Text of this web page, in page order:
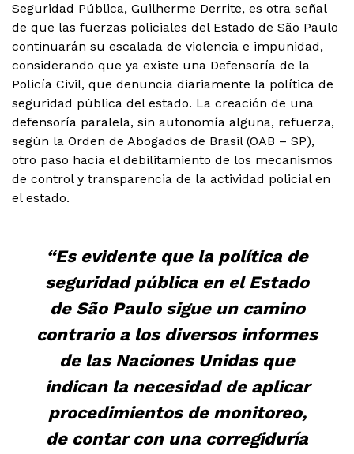
Seguridad Pública, Guilherme Derrite, es otra señal
de que las fuerzas policiales del Estado de São Paulo
continuarán su escalada de violencia e impunidad,
considerando que ya existe una Defensoría de la
Policía Civil, que denuncia diariamente la política de
seguridad pública del estado. La creación de una
defensoría paralela, sin autonomía alguna, refuerza,
según la Orden de Abogados de Brasil (OAB – SP),
otro paso hacia el debilitamiento de los mecanismos
de control y transparencia de la actividad policial en
el estado.
“Es evidente que la política de
seguridad pública en el Estado
de São Paulo sigue un camino
contrario a los diversos informes
de las Naciones Unidas que
indican la necesidad de aplicar
procedimientos de monitoreo,
de contar con una corregiduría